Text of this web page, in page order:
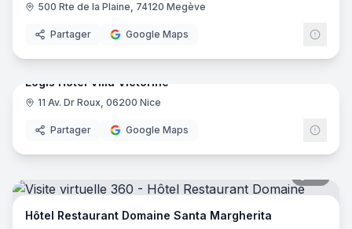
500 Rte de la Plaine, 74120 Megève
Partager Google Maps
17
Logis Hôtel Villa Victorine
11 Av. Dr Roux, 06200 Nice
Partager Google Maps
Hôtel Restaurant Domaine Santa Margherita